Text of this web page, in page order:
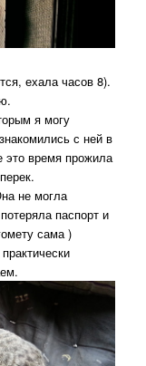
ехала часов 8).
я могу
с ней в
это время прожила
не могла
паспорт и
сама )